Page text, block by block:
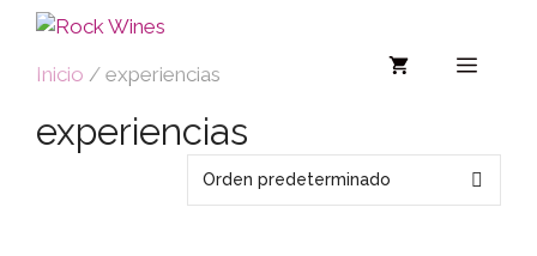
Inicio / experiencias
experiencias